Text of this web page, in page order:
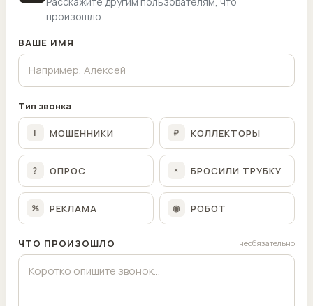
произошло.
ВАШЕ ИМЯ
Тип звонка
! МОШЕННИКИ ₽ КОЛЛЕКТОРЫ
? ОПРОС × БРОСИЛИ ТРУБКУ
% РЕКЛАМА ◉ РОБОТ
ЧТО ПРОИЗОШЛО необязательно